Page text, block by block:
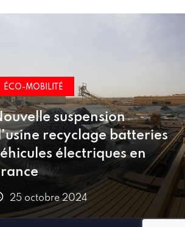
ÉCO-MOBILITÉ
écologique, leasing
: inquiétudes pour
25 octobre 2024